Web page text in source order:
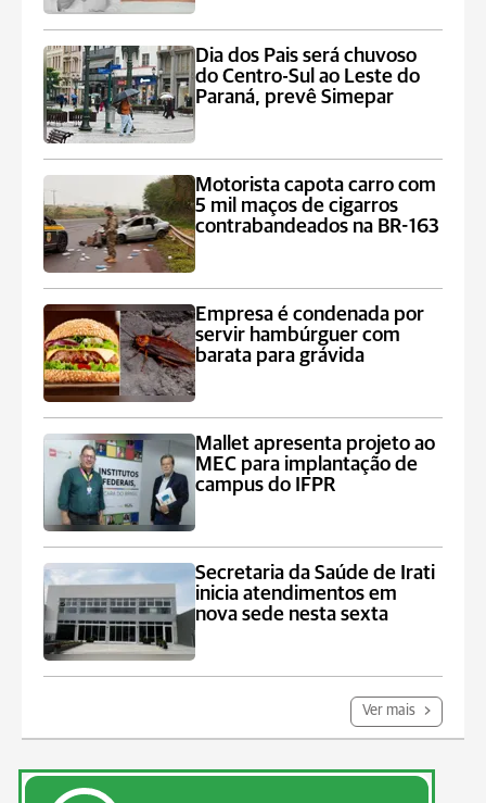
Dia dos Pais será chuvoso
do Centro-Sul ao Leste do
Paraná, prevê Simepar
Motorista capota carro com
5 mil maços de cigarros
contrabandeados na BR-163
Empresa é condenada por
servir hambúrguer com
barata para grávida
Mallet apresenta projeto ao
MEC para implantação de
campus do IFPR
Secretaria da Saúde de Irati
inicia atendimentos em
nova sede nesta sexta
Ver mais